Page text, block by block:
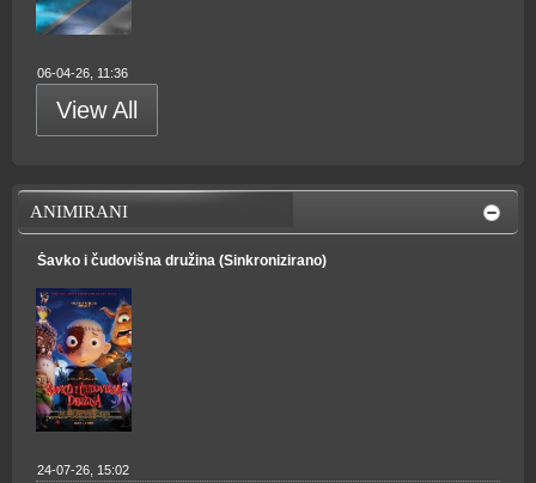
06-04-26, 11:36
View All
ANIMIRANI
Šavko i čudovišna družina (Sinkronizirano)
24-07-26, 15:02